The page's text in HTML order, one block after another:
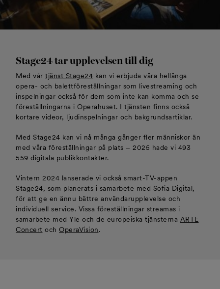
Stage24 tar upplevelsen till dig
Med vår tjänst Stage24 kan vi erbjuda våra hellånga
opera- och balettföreställningar som livestreaming och
inspelningar också för dem som inte kan komma och se
föreställningarna i Operahuset. I tjänsten finns också
kortare videor, ljudinspelningar och bakgrundsartiklar.
Med Stage24 kan vi nå många gånger fler människor än
med våra föreställningar på plats – 2025 hade vi 493
559 digitala publikkontakter.
Vintern 2024 lanserade vi också smart-TV-appen
Stage24, som planerats i samarbete med Sofia Digital,
för att ge en ännu bättre användarupplevelse och
individuell service. Vissa föreställningar streamas i
samarbete med Yle och de europeiska tjänsterna ARTE
Concert och OperaVision.